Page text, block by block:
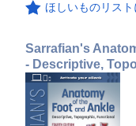
ほしいものリス
Sarrafian's
- Descriptive,